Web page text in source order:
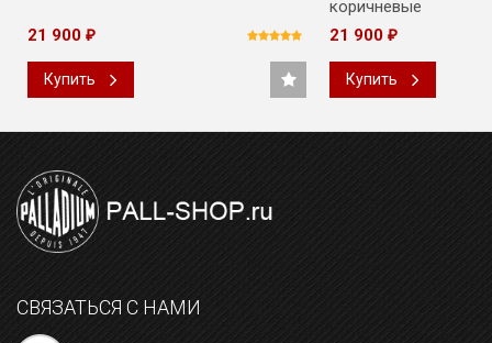
21 900 ₽
Купить
коричневые
21 900 ₽
Купить
СВЯЗАТЬСЯ С НАМИ